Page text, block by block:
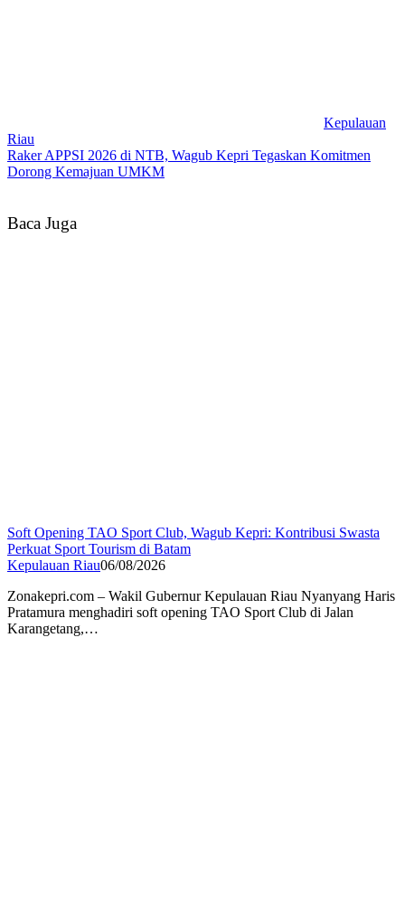
Kepulauan
Riau
Raker APPSI 2026 di NTB, Wagub Kepri Tegaskan Komitmen
Dorong Kemajuan UMKM
Baca Juga
Soft Opening TAO Sport Club, Wagub Kepri: Kontribusi Swasta
Perkuat Sport Tourism di Batam
Kepulauan Riau06/08/2026
Zonakepri.com – Wakil Gubernur Kepulauan Riau Nyanyang Haris
Pratamura menghadiri soft opening TAO Sport Club di Jalan
Karangetang,…